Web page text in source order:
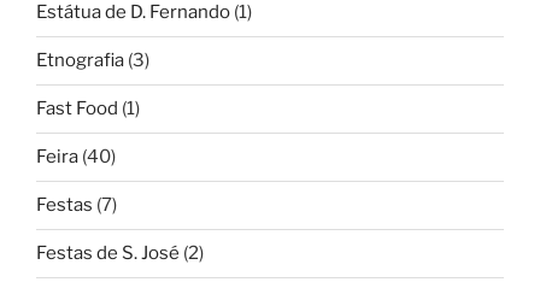
Estátua de D. Fernando (1)
Etnografia (3)
Fast Food (1)
Feira (40)
Festas (7)
Festas de S. José (2)